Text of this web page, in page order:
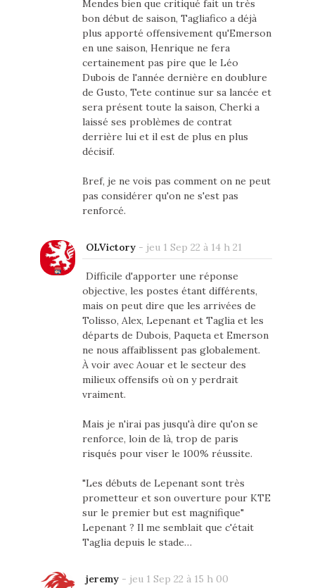
Mendes bien que critiqué fait un très
bon début de saison, Tagliafico a déjà
plus apporté offensivement qu'Emerson
en une saison, Henrique ne fera
certainement pas pire que le Léo
Dubois de l'année dernière en doublure
de Gusto, Tete continue sur sa lancée et
sera présent toute la saison, Cherki a
laissé ses problèmes de contrat
derrière lui et il est de plus en plus
décisif.
Bref, je ne vois pas comment on ne peut
pas considérer qu'on ne s'est pas
renforcé.
OLVictory- jeu 1 Sep 22 à 14 h 21
Difficile d'apporter une réponse
objective, les postes étant différents,
mais on peut dire que les arrivées de
Tolisso, Alex, Lepenant et Taglia et les
départs de Dubois, Paqueta et Emerson
ne nous affaiblissent pas globalement.
À voir avec Aouar et le secteur des
milieux offensifs où on y perdrait
vraiment.
Mais je n'irai pas jusqu'à dire qu'on se
renforce, loin de là, trop de paris
risqués pour viser le 100% réussite.
"Les débuts de Lepenant sont très
prometteur et son ouverture pour KTE
sur le premier but est magnifique"
Lepenant ? Il me semblait que c'était
Taglia depuis le stade…
jeremy- jeu 1 Sep 22 à 15 h 00